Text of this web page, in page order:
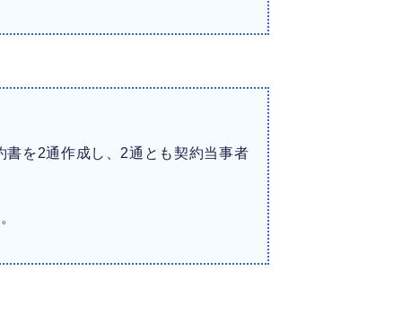
を2通作成し、2通とも契約当事者